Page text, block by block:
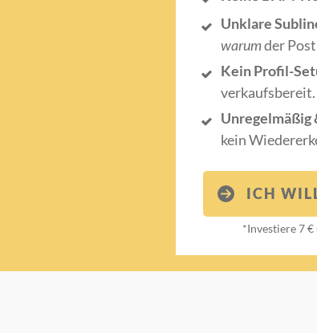
Unklare
warumder
Kein Profil-
verkaufsbereit.
Unregelmäßig
kein
ICH
*Investiere 7 €